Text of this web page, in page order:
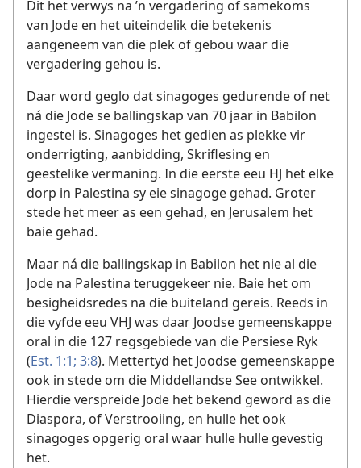
Dit het verwys na ’n vergadering of samekoms
van Jode en het uiteindelik die betekenis
aangeneem van die plek of gebou waar die
vergadering gehou is.
Daar word geglo dat sinagoges gedurende of net
ná die Jode se ballingskap van 70 jaar in Babilon
ingestel is. Sinagoges het gedien as plekke vir
onderrigting, aanbidding, Skriflesing en
geestelike vermaning. In die eerste eeu HJ het elke
dorp in Palestina sy eie sinagoge gehad. Groter
stede het meer as een gehad, en Jerusalem het
baie gehad.
Maar ná die ballingskap in Babilon het nie al die
Jode na Palestina teruggekeer nie. Baie het om
besigheidsredes na die buiteland gereis. Reeds in
die vyfde eeu VHJ was daar Joodse gemeenskappe
oral in die 127 regsgebiede van die Persiese Ryk
(Est. 1:1; 3:8). Mettertyd het Joodse gemeenskappe
ook in stede om die Middellandse See ontwikkel.
Hierdie verspreide Jode het bekend geword as die
Diaspora, of Verstrooiing, en hulle het ook
sinagoges opgerig oral waar hulle hulle gevestig
het.